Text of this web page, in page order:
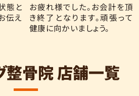
態と
伝え
お疲れ様でした。お会計を頂
き終了となります。頑張って
健康に向かいましょう。
整骨院 店舗一覧